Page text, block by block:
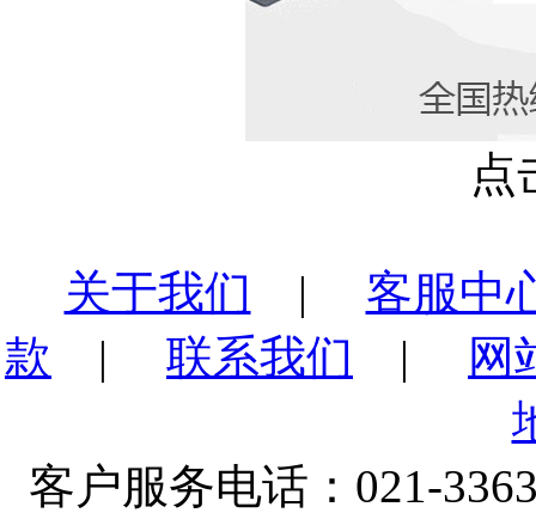
点
关于我们 | 客服中
款 | 联系我们 |
网
客户服务电话：021-